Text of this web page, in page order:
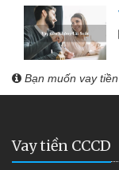
Bạn muốn vay
Vay tiền CCCD